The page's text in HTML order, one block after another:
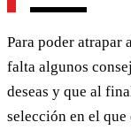
Para poder atrapar
falta algunos
deseas y que al
selección en el que